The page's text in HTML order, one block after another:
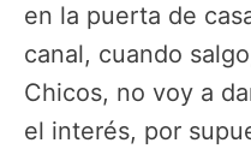
en la puerta de
canal, cuando
Chicos, no voy a
el interés, por